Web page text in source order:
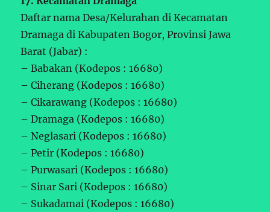
Daftar nama Desa/Kelurahan di Kecamatan
Dramaga di Kabupaten Bogor, Provinsi Jawa
Barat (Jabar) :
– Babakan (Kodepos : 16680)
– Ciherang (Kodepos : 16680)
– Cikarawang (Kodepos : 16680)
– Dramaga (Kodepos : 16680)
– Neglasari (Kodepos : 16680)
– Petir (Kodepos : 16680)
– Purwasari (Kodepos : 16680)
– Sinar Sari (Kodepos : 16680)
– Sukadamai (Kodepos : 16680)